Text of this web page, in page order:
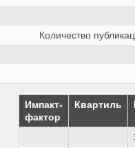
Количество
Импакт-
фактор
Квартиль